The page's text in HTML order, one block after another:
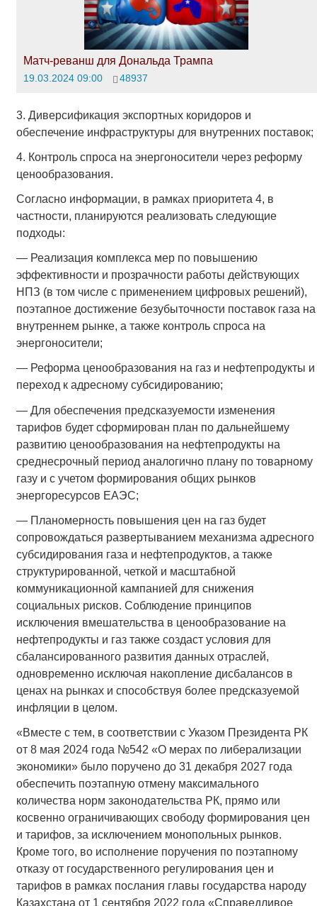
Матч-реванш для Дональда Трампа
19.03.2024 09:00 48937
3. Диверсификация экспортных коридоров и
обеспечение инфраструктуры для внутренних поставок;
4. Контроль спроса на энергоносители через реформу
ценообразования.
Согласно информации, в рамках приоритета 4, в
частности, планируются реализовать следующие
подходы:
— Реализация комплекса мер по повышению
эффективности и прозрачности работы действующих
НПЗ (в том числе с применением цифровых решений),
поэтапное достижение безубыточности поставок газа на
внутреннем рынке, а также контроль спроса на
энергоносители;
— Реформа ценообразования на газ и нефтепродукты и
переход к адресному субсидированию;
— Для обеспечения предсказуемости изменения
тарифов будет сформирован план по дальнейшему
развитию ценообразования на нефтепродукты на
среднесрочный период аналогично плану по товарному
газу и с учетом формирования общих рынков
энергоресурсов ЕАЭС;
— Планомерность повышения цен на газ будет
сопровождаться развертыванием механизма адресного
субсидирования газа и нефтепродуктов, а также
структурированной, четкой и масштабной
коммуникационной кампанией для снижения
социальных рисков. Соблюдение принципов
исключения вмешательства в ценообразование на
нефтепродукты и газ также создаст условия для
сбалансированного развития данных отраслей,
одновременно исключая накопление дисбалансов в
ценах на рынках и способствуя более предсказуемой
инфляции в целом.
«Вместе с тем, в соответствии с Указом Президента РК
от 8 мая 2024 года №542 «О мерах по либерализации
экономики» было поручено до 31 декабря 2027 года
обеспечить поэтапную отмену максимального
количества норм законодательства РК, прямо или
косвенно ограничивающих свободу формирования цен
и тарифов, за исключением монопольных рынков.
Кроме того, во исполнение поручения по поэтапному
отказу от государственного регулирования цен и
тарифов в рамках послания главы государства народу
Казахстана от 1 сентября 2022 года «Справедливое